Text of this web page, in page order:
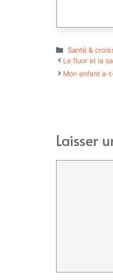
Catégories
Santé &
Le fluor et la
Mon enfant a-
Laisser